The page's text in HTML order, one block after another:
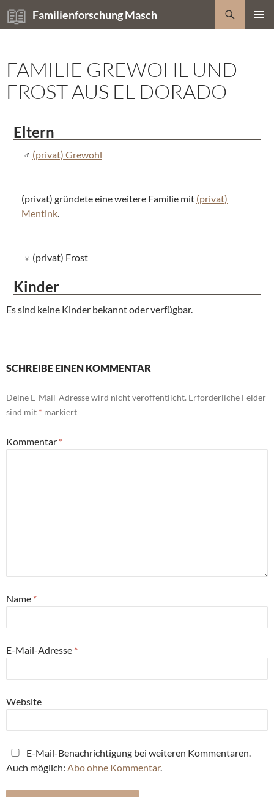
Zum
Inhalt
Familienforschung Masch
Suchen
FAMILIE GREWOHL UND
FROST AUS EL DORADO
Eltern
(privat) Grewohl
(privat) gründete eine weitere Familie mit (privat)
Mentink.
(privat) Frost
Kinder
Es sind keine Kinder bekannt oder verfügbar.
SCHREIBE EINEN KOMMENTAR
Deine E-Mail-Adresse wird nicht veröffentlicht. Erforderliche Felder
sind mit * markiert
Kommentar *
Name *
E-Mail-Adresse *
Website
E-Mail-Benachrichtigung bei weiteren Kommentaren.
Auch möglich: Abo ohne Kommentar.